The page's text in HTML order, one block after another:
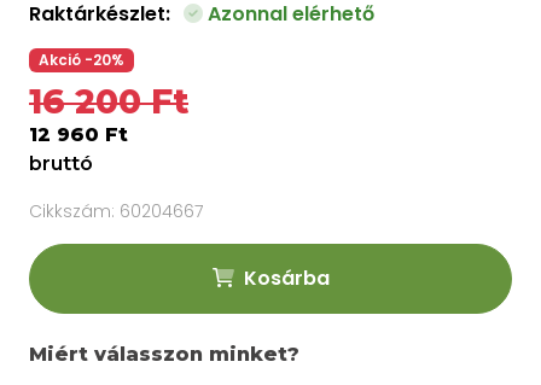
Raktárkészlet:
Azonnal elérhető
Akció -20%
16 200 Ft
12 960 Ft
bruttó
Cikkszám: 60204667
Kosárba
Miért válasszon minket?